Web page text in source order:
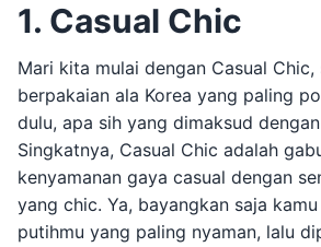
1. Casual Chic
Mari kita mulai dengan Casual Chic,
berpakaian ala Korea yang paling
dulu, apa sih yang dimaksud
Singkatnya, Casual Chic adalah
kenyamanan gaya casual dengan
yang chic. Ya, bayangkan saja
putihmu yang paling nyaman, lalu